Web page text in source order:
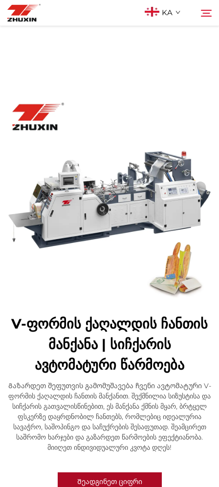
KA
Კომპანია
Კონტაქტი
Ხშირად დასმული კითხვები
V-ფორმის ქაღალდის ჩანთის
მანქანა | სიჩქარის
ავტომატური წარმოება
Გაზარდეთ შეფუთვის გამომუშავება ჩვენი ავტომატური V-
ფორმის ქაღალდის ჩანთის მანქანით. შექმნილია სიზუსტისა და
სიჩქარის გათვალისწინებით, ეს მანქანა ქმნის მყარ, ბრტყელ
ფსკერზე დაყრდნობილ ჩანთებს, რომლებიც იდეალურია
სავაჭრო, საშოპინგო და საჩუქრების შესაფუთად. შეამცირეთ
საშრომო ხარჯები და გაზარდეთ წარმოების ეფექტიანობა.
მიიღეთ ინდივიდუალური კვოტა დღეს!
Შეადგინეთ ციფრი